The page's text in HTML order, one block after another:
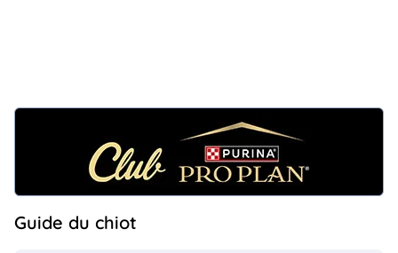
Guide du chiot